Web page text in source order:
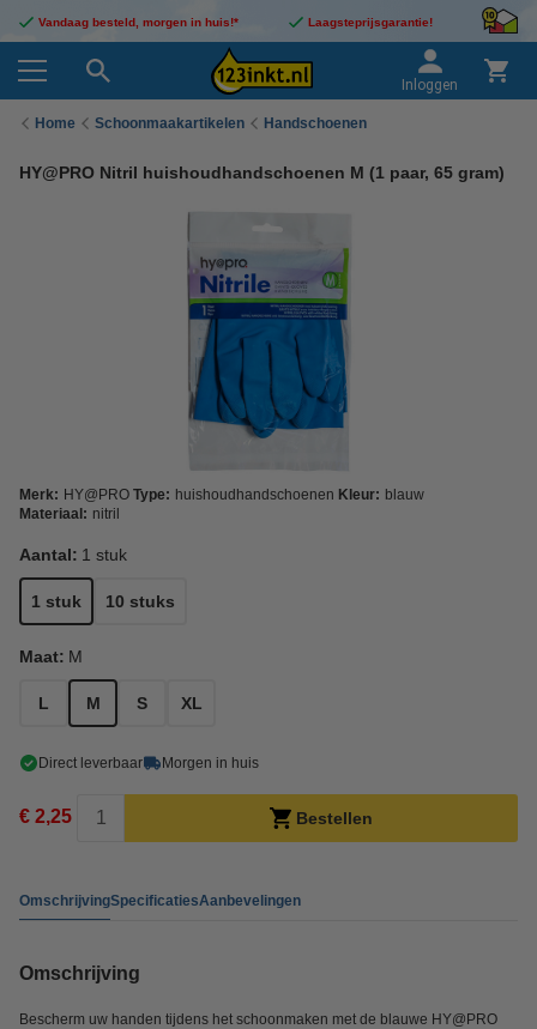
Vandaag besteld, morgen in huis!* Laagsteprijsgarantie!
Inloggen
Home Schoonmaakartikelen Handschoenen
HY@PRO Nitril huishoudhandschoenen M (1 paar, 65 gram)
Merk: HY@PRO Type: huishoudhandschoenen Kleur: blauw
Materiaal: nitril
Aantal: 1 stuk
1 stuk 10 stuks
Maat: M
L M S XL
Direct leverbaar Morgen in huis
€ 2,25 Bestellen
OmschrijvingSpecificatiesAanbevelingen
Omschrijving
Bescherm uw handen tijdens het schoonmaken met de blauwe HY@PRO